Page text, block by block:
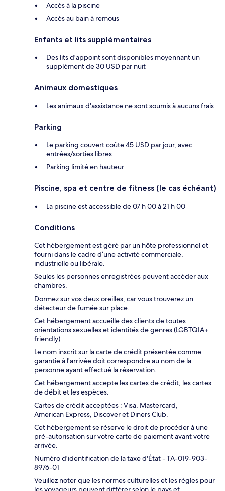
Accès à la piscine
Accès au bain à remous
Enfants et lits supplémentaires
Des lits d'appoint sont disponibles moyennant un
supplément de 30 USD par nuit
Animaux domestiques
Les animaux d'assistance ne sont soumis à aucuns frais
Parking
Le parking couvert coûte 45 USD par jour, avec
entrées/sorties libres
Parking limité en hauteur
Piscine, spa et centre de fitness (le cas échéant)
La piscine est accessible de 07 h 00 à 21 h 00
Conditions
Cet hébergement est géré par un hôte professionnel et
fourni dans le cadre d’une activité commerciale,
industrielle ou libérale.
Seules les personnes enregistrées peuvent accéder aux
chambres.
Dormez sur vos deux oreilles, car vous trouverez un
détecteur de fumée sur place.
Cet hébergement accueille des clients de toutes
orientations sexuelles et identités de genres (LGBTQIA+
friendly).
Le nom inscrit sur la carte de crédit présentée comme
garantie à l'arrivée doit correspondre au nom de la
personne ayant effectué la réservation.
Cet hébergement accepte les cartes de crédit, les cartes
de débit et les espèces.
Cartes de crédit acceptées : Visa, Mastercard,
American Express, Discover et Diners Club.
Cet hébergement se réserve le droit de procéder à une
pré-autorisation sur votre carte de paiement avant votre
arrivée.
Numéro d'identification de la taxe d'État - TA-019-903-
8976-01
Veuillez noter que les normes culturelles et les règles pour